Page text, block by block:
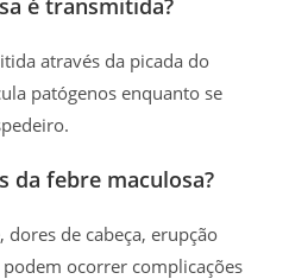
através da picada do
patógenos enquanto se
da febre maculosa?
de cabeça, erupção
podem ocorrer complicações